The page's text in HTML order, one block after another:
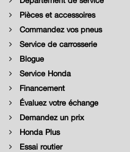
Pièces et accessoires
Commandez vos pneus
Service de carrosserie
Blogue
Service Honda
Financement
Évaluez votre échange
Demandez un prix
Honda Plus
Essai routier